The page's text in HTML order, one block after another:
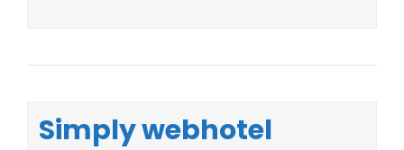
Simply webhotel